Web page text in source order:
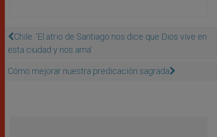
Chile: 'El atrio de Santiago nos dice que Dios vive en
esta ciudad y nos ama'
Cómo mejorar nuestra predicación sagrada